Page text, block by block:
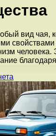
вид чая,
человека.